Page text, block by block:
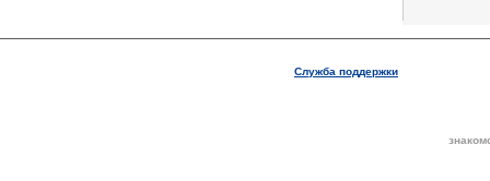
Служба поддержки